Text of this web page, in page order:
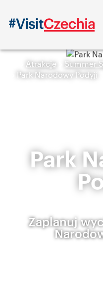
Atrakcje Summer
Park Narodowy Podyjí
Park
Zaplanuj